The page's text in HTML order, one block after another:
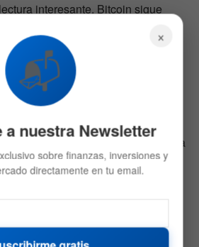
interesante. Bitcoin sigue
incluso para empresas con gran
más. Tesla no reaccionó de
en caída ni ajustó su
a movimientos bruscos, esa
×
📬
a nuestra Newsletter
sobre finanzas, inversiones y
directamente en tu email.